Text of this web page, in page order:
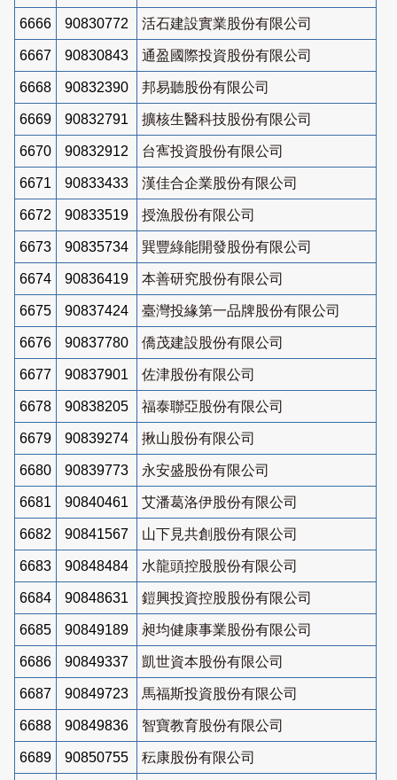
6666 90830772 活石建設實業股份有限公司
6667 90830843 通盈國際投資股份有限公司
6668 90832390 邦易聽股份有限公司
6669 90832791 擴核生醫科技股份有限公司
6670 90832912 台寯投資股份有限公司
6671 90833433 漢佳合企業股份有限公司
6672 90833519 授漁股份有限公司
6673 90835734 巽豐綠能開發股份有限公司
6674 90836419 本善研究股份有限公司
6675 90837424 臺灣投緣第一品牌股份有限公司
6676 90837780 僑茂建設股份有限公司
6677 90837901 佐津股份有限公司
6678 90838205 福泰聯亞股份有限公司
6679 90839274 揪山股份有限公司
6680 90839773 永安盛股份有限公司
6681 90840461 艾潘葛洛伊股份有限公司
6682 90841567 山下見共創股份有限公司
6683 90848484 水龍頭控股股份有限公司
6684 90848631 鎧興投資控股股份有限公司
6685 90849189 昶均健康事業股份有限公司
6686 90849337 凱世資本股份有限公司
6687 90849723 馬福斯投資股份有限公司
6688 90849836 智寶教育股份有限公司
6689 90850755 秐康股份有限公司